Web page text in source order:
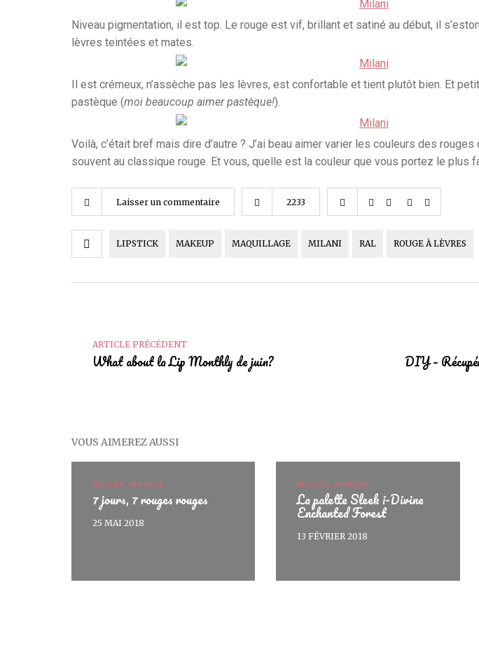
Niveau pigmentation, il est top. Le rouge est vif, brillant et satiné au début, il
lèvres teintées et mates.
Il est crémeux, n’assèche pas les lèvres, est confortable et tient plutôt bien. Et
pastèque (moi beaucoup aimer pastèque!).
Voilà, c’était bref mais dire d’autre ? J’ai beau aimer varier les couleurs des
souvent au classique rouge. Et vous, quelle est la couleur que vous portez le plus
Laisser un commentaire 2233
LIPSTICK MAKEUP MAQUILLAGE MILANI RAL ROUGE À LÈVRES
ARTICLE PRÉCÉDENT
What about la Lip Monthly de juin?
DIY –
VOUS AIMEREZ AUSSI
BEAUTÉ, MAKEUP
7 jours, 7 rouges rouges
25 MAI 2018
BEAUTÉ, MAKEUP
La palette Sleek i-Divine
Enchanted Forest
13 FÉVRIER 2018